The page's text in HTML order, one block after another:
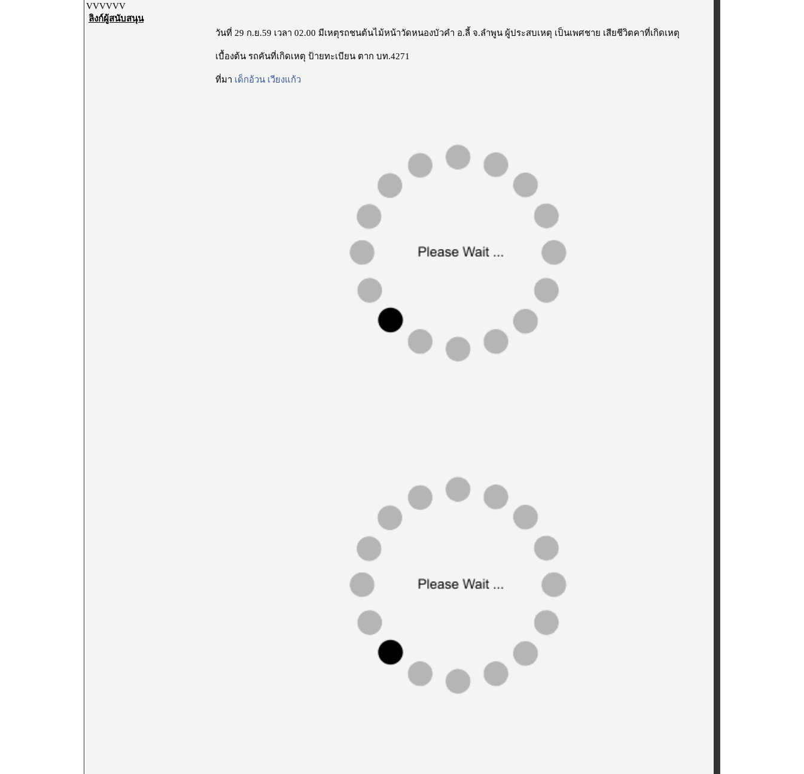
VVVVVV
ลิงก์ผู้สนับสนุน
วันที่ 29 ก.ย.59 เวลา 02.00 มีเหตุรถชนต้นไม้หน้าวัดหนองบัวคำ อ.ลี้ จ.ลำพูน ผู้ประสบเหตุ เป็นเพศชาย เสียชีวิตคาที่เกิดเหตุ
เบื้องต้น รถคันที่เกิดเหตุ ป้ายทะเบียน ตาก บท.4271
ที่มา เด็กอ้วน เวียงแก้ว